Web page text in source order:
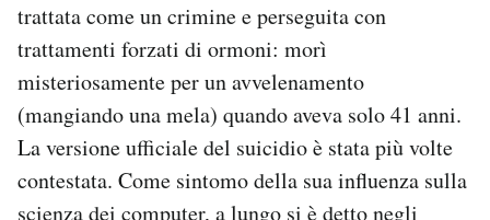
trattata come un crimine e perseguita con
trattamenti forzati di ormoni: morì
misteriosamente per un avvelenamento
(mangiando una mela) quando aveva solo 41 anni.
La versione ufficiale del suicidio è stata più volte
contestata. Come sintomo della sua influenza sulla
scienza dei computer, a lungo si è detto negli